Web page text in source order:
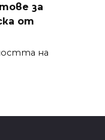
за
от
на